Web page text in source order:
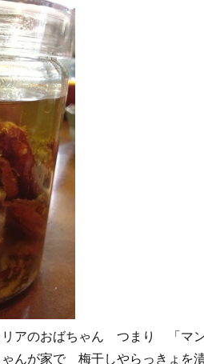
アのおばちゃん つまり 「マン
んが家で 梅干しやらっきょを